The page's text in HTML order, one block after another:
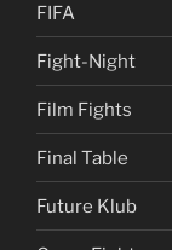
FIFA
Fight-Night
Film Fights
Final Table
Future Klub